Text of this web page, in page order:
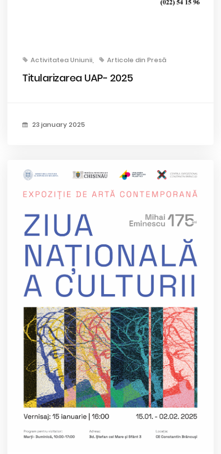
Activitatea Uniunii Articole din Presă
Titularizarea UAP- 2025
23 january 2025